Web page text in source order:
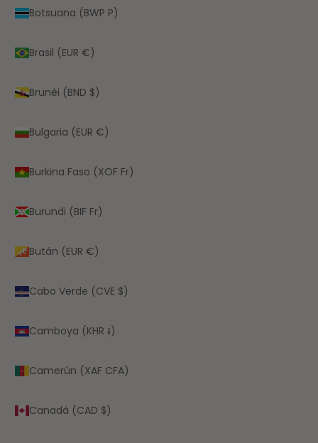
Botsuana (BWP P)
Brasil (EUR €)
Brunéi (BND $)
Bulgaria (EUR €)
Burkina Faso (XOF Fr)
Burundi (BIF Fr)
Bután (EUR €)
Cabo Verde (CVE $)
Camboya (KHR ៛)
Camerún (XAF CFA)
Canadá (CAD $)